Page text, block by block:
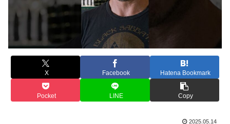
X Facebook Hatena Bookmark
Pocket LINE Copy
2025.05.14